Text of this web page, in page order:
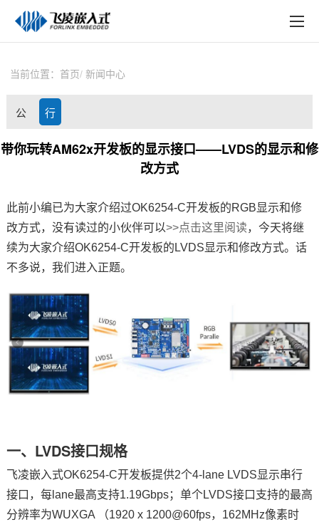
技术与支持
在线文档
关于飞凌
天猫商城
新闻中心
技术论坛
在线购买
当前位置： 首页 新闻中心
公
司
态
行
业
讯
带你玩转AM62x开发板的显示接口——LVDS的显示和修
改方式
此前小编已为大家介绍过OK6254-C开发板的RGB显示和修
改方式，没有读过的小伙伴可以>>点击这里阅读，今天将继
续为大家介绍OK6254-C开发板的LVDS显示和修改方式。话
不多说，我们进入正题。
一、LVDS接口规格
飞凌嵌入式OK6254-C开发板提供2个4-lane LVDS显示串行
接口，每lane最高支持1.19Gbps；单个LVDS接口支持的最高
分辨率为WUXGA （1920 x 1200@60fps，162MHz像素时